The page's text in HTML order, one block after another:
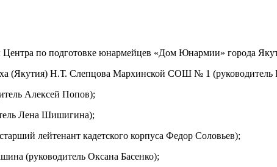
по подготовке юнармейцев «Дом Юнармии» города
(Якутия) Н.Т. Слепцова Мархинской СОШ № 1 (руководитель
Алексей Попов);
Лена Шишигина);
лейтенант кадетского корпуса Федор Соловьев);
(руководитель Оксана Басенко);